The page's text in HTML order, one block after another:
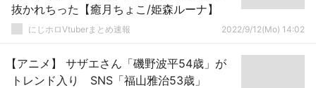
抜かれちった【癒月ちょこ/姫森ルーナ】
にじホロVtuberまとめ速報 2022/9/12(Mo) 14:02
【アニメ】 サザエさん「磯野波平54歳」が
トレンド入り SNS「福山雅治53歳」